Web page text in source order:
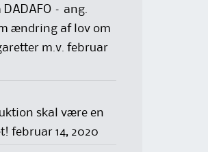
– ang.
ændring af lov om
m.v. februar
skal være en
februar 14, 2020